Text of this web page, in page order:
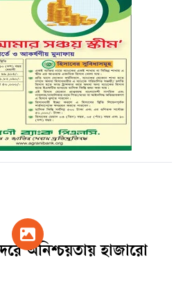
অনিশ্চয়তায় হাজারো